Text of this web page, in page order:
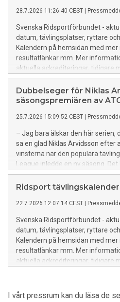
28.7.2026 11:26:40 CEST
Svenska Ridsportförbundet -
datum, tävlingsplatser, ryttare
Kalendern på hemsidan med
resultatlänkar mm. Mer
aktuella ackrediteringar, tidigare
rekord mm finns HÄR.
Dubbelseger för Niklas
säsongspremiären av
25.7.2026 15:09:52 CEST
– Jag bara älskar den här serien,
sa en glad Niklas Arvidsson efter
vinsterna när den populära
League inledde en ny säsong.
spännande premiär där endast
tre främsta ekipagen i 150-
Ridsport
22.7.2026 12:07:14 CEST
Svenska Ridsportförbundet -
datum, tävlingsplatser, ryttare
Kalendern på hemsidan med
resultatlänkar mm. Mer
aktuella ackrediteringar, tidigare
I vårt pressrum kan du läsa de